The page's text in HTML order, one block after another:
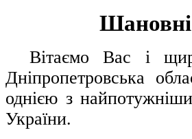
Шановні
Вітаємо Вас і
Дніпропетровська
однією з
України.